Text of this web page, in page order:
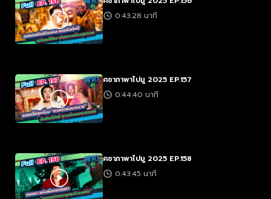
0:43:28 นาที
คชาภาพาไปมู 2025 EP.157
0:44:40 นาที
คชาภาพาไปมู 2025 EP.158
0:43:45 นาที